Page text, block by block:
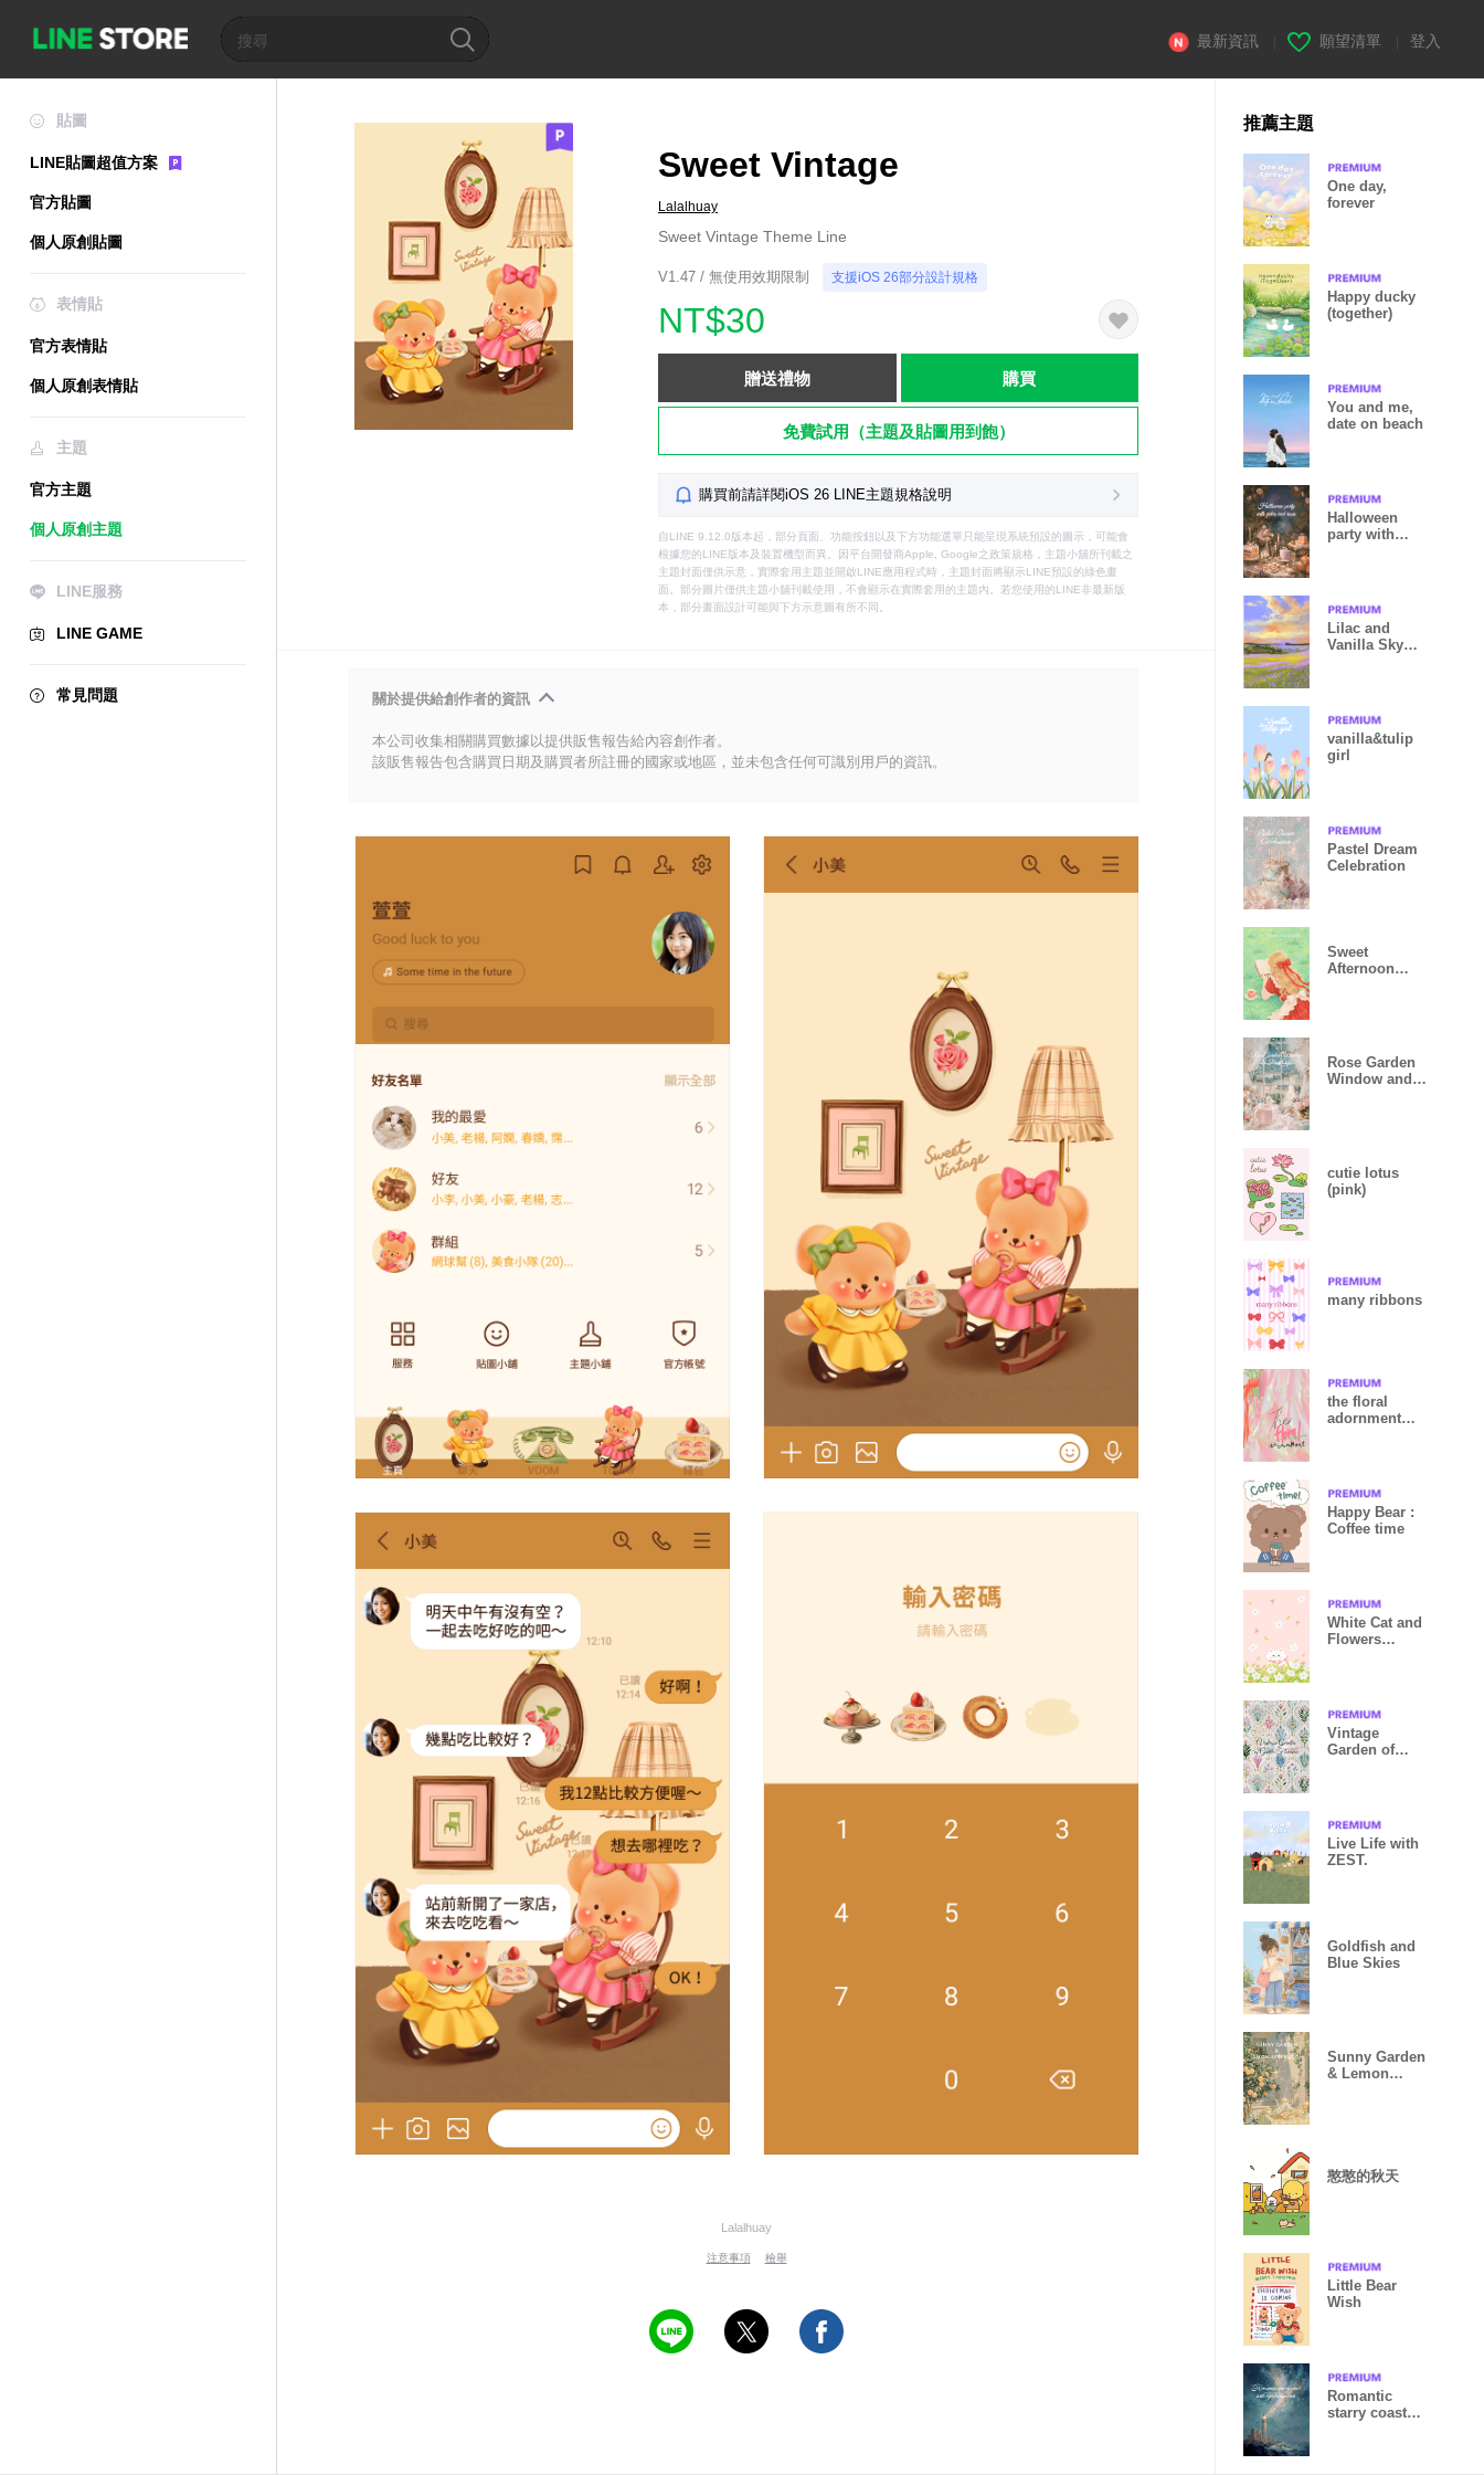
最新資訊 願望清單 登入
貼圖
LINE貼圖超值方案
官方貼圖
個人原創貼圖
表情貼
官方表情貼
個人原創表情貼
主題
官方主題
個人原創主題
LINE服務
LINE GAME
常見問題
Sweet Vintage
Lalalhuay
Sweet Vintage Theme Line
V1.47 / 無使用效期限制 支援iOS 26部分設計規格
NT$30
贈送禮物 購買
免費試用（主題及貼圖用到飽）
購買前請詳閱iOS 26 LINE主題規格說明
自LINE 9.12.0版本起，部分頁面、功能按鈕以及下方功能選單只能呈現系統預設的圖示，可能會
根據您的LINE版本及裝置機型而異。因平台開發商Apple, Google之政策規格，主題小舖所刊載之
主題封面僅供示意，實際套用主題並開啟LINE應用程式時，主題封面將顯示LINE預設的綠色畫
面。部分圖片僅供主題小舖刊載使用，不會顯示在實際套用的主題內。若您使用的LINE非最新版
本，部分畫面設計可能與下方示意圖有所不同。
關於提供給創作者的資訊
本公司收集相關購買數據以提供販售報告給內容創作者。
該販售報告包含購買日期及購買者所註冊的國家或地區，並未包含任何可識別用戶的資訊。
Lalalhuay
注意事項 檢舉
推薦主題
One day,
forever
Happy ducky
(together)
You and me,
date on beach
Halloween
party with
Lilac and
Vanilla Sky
vanilla&tulip
girl
Pastel Dream
Celebration
Sweet
Afternoon
Rose Garden
Window and
cutie lotus
(pink)
many ribbons
the floral
adornment
Happy Bear :
Coffee time
White Cat and
Flowers
Vintage
Garden of
Live Life with
ZEST.
Goldfish and
Blue Skies
Sunny Garden
& Lemon
憨憨的秋天
Little Bear
Wish
Romantic
starry coast